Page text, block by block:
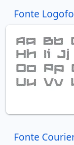
Fonte
Fonte